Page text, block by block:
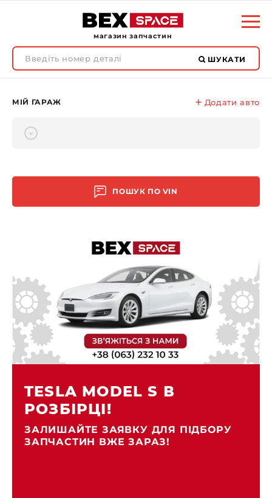
магазин запчастин
ШУКАТИ
МІЙ ГАРАЖ Додати авто
ПОШУК ПО VIN
TESLA MODEL S В
РОЗБІРЦІ!
ЗАЛИШАЙТЕ ЗАЯВКУ ДЛЯ ПІДБОРУ
ЗАПЧАСТИН ВЖЕ ЗАРАЗ!